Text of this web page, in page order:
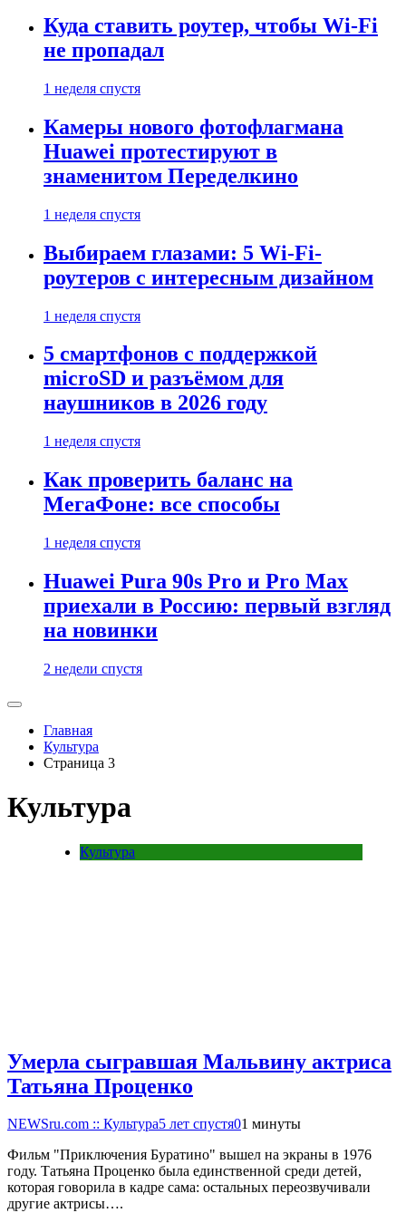
Куда ставить роутер, чтобы Wi-Fi
не пропадал
1 неделя спустя
Камеры нового фотофлагмана
Huawei протестируют в
знаменитом Переделкино
1 неделя спустя
Выбираем глазами: 5 Wi-Fi-
роутеров с интересным дизайном
1 неделя спустя
5 смартфонов с поддержкой
microSD и разъёмом для
наушников в 2026 году
1 неделя спустя
Как проверить баланс на
МегаФоне: все способы
1 неделя спустя
Huawei Pura 90s Pro и Pro Max
приехали в Россию: первый взгляд
на новинки
2 недели спустя
Главная
Культура
Страница 3
Культура
Культура
Умерла сыгравшая Мальвину актриса
Татьяна Проценко
NEWSru.com :: Культура5 лет спустя01 минуты
Фильм "Приключения Буратино" вышел на экраны в 1976
году. Татьяна Проценко была единственной среди детей,
которая говорила в кадре сама: остальных переозвучивали
другие актрисы….